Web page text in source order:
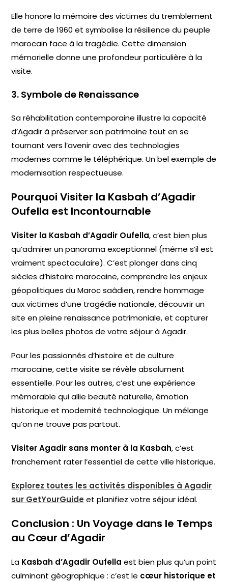
Elle honore la mémoire des victimes du tremblement
de terre de 1960 et symbolise la résilience du peuple
marocain face à la tragédie. Cette dimension
mémorielle donne une profondeur particulière à la
visite.
3. Symbole de Renaissance
Sa réhabilitation contemporaine illustre la capacité
d’Agadir à préserver son patrimoine tout en se
tournant vers l’avenir avec des technologies
modernes comme le téléphérique. Un bel exemple de
modernisation respectueuse.
Pourquoi Visiter la Kasbah d’Agadir
Oufella est Incontournable
Visiter la Kasbah d’Agadir Oufella, c’est bien plus
qu’admirer un panorama exceptionnel (même s’il est
vraiment spectaculaire). C’est plonger dans cinq
siècles d’histoire marocaine, comprendre les enjeux
géopolitiques du Maroc saâdien, rendre hommage
aux victimes d’une tragédie nationale, découvrir un
site en pleine renaissance patrimoniale, et capturer
les plus belles photos de votre séjour à Agadir.
Pour les passionnés d’histoire et de culture
marocaine, cette visite se révèle absolument
essentielle. Pour les autres, c’est une expérience
mémorable qui allie beauté naturelle, émotion
historique et modernité technologique. Un mélange
qu’on ne trouve pas partout.
Visiter Agadir sans monter à la Kasbah, c’est
franchement rater l’essentiel de cette ville historique.
Explorez toutes les activités disponibles à Agadir
sur GetYourGuide et planifiez votre séjour idéal.
Conclusion : Un Voyage dans le Temps
au Cœur d’Agadir
La Kasbah d’Agadir Oufella est bien plus qu’un point
culminant géographique : c’est le cœur historique et